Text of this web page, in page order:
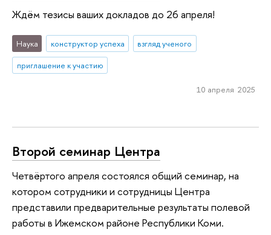
Ждём тезисы ваших докладов до 26 апреля!
Наука конструктор успеха
взгляд ученого
приглашение к участию
10 апреля 2025
Второй семинар Центра
Четвёртого апреля состоялся общий семинар, на
котором сотрудники и сотрудницы Центра
представили предварительные результаты полевой
работы в Ижемском районе Республики Коми.